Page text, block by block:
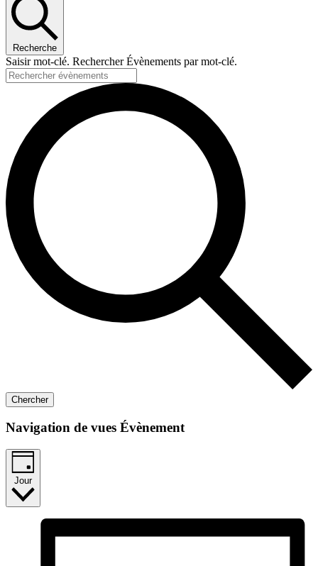
Recherche
Saisir mot-clé. Rechercher Évènements par mot-clé.
Chercher
Navigation de vues Évènement
Jour